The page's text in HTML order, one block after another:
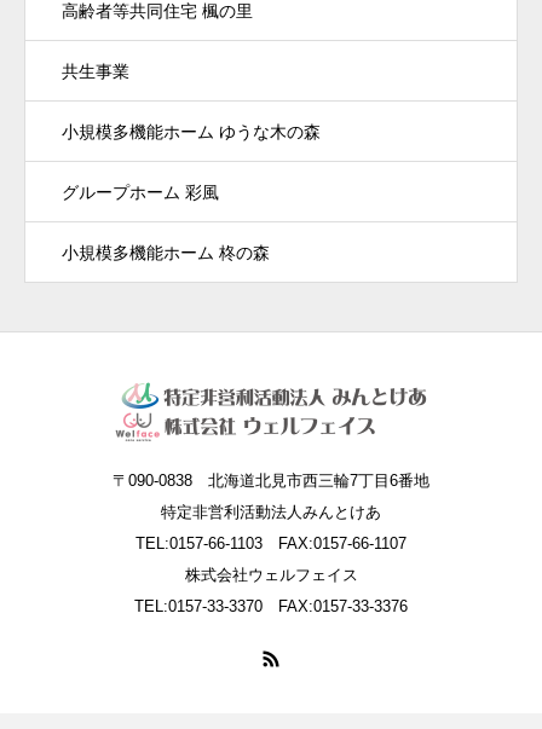
高齢者等共同住宅 楓の里
共生事業
小規模多機能ホーム ゆうな木の森
グループホーム 彩風
小規模多機能ホーム 柊の森
〒090-0838 北海道北見市西三輪7丁目6番地
特定非営利活動法人みんとけあ
TEL:0157-66-1103 FAX:0157-66-1107
株式会社ウェルフェイス
TEL:0157-33-3370 FAX:0157-33-3376